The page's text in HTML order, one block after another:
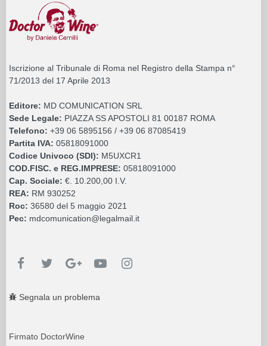
Iscrizione al Tribunale di Roma nel Registro della Stampa n°
71/2013 del 17 Aprile 2013
Editore: MD COMUNICATION SRL
Sede Legale: PIAZZA SS APOSTOLI 81 00187 ROMA
Telefono: +39 06 5895156 / +39 06 87085419
Partita IVA: 05818091000
Codice Univoco (SDI): M5UXCR1
COD.FISC. e REG.IMPRESE: 05818091000
Cap. Sociale: €. 10.200,00 I.V.
REA: RM 930252
Roc: 36580 del 5 maggio 2021
Pec: mdcomunication@legalmail.it
Segnala un problema
Firmato DoctorWine